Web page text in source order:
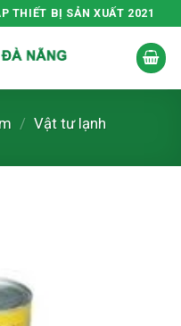
THIẾT BỊ SẢN XUẤT 2021
/ Vật tư lạnh